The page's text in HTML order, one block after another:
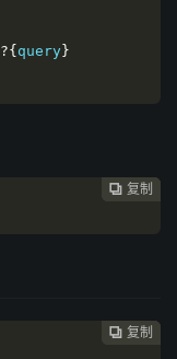
?{ query }
 复制
 复制
 复制
 复制
 复制
 复制
 复制
 复制
 复制